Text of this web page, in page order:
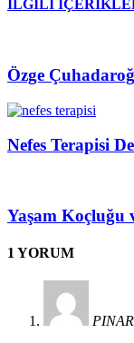
İLGİLİ
Özge
Nefes Terapisi
Yaşam Koçluğu
1 YORUM